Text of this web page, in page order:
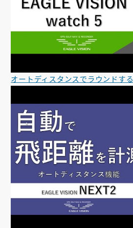
オートディスタンスでラウンドする